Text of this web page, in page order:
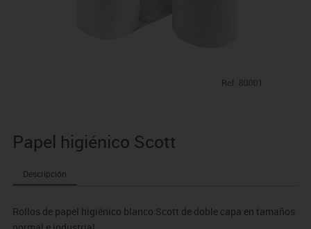
Papel higiénico Scott
Descripción
Rollos de papel higiénico blanco Scott de doble capa en tamaños